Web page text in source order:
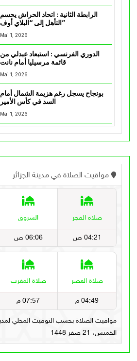
الرابطة الثانية : اتحاد الحراش يحسم
التأهل إلى “البلاي أوف”
Mai 1, 2026
الدوري الفرنسي : استبعاد عبدلي من
قائمة مرسيليا أمام نانت
Mai 1, 2026
بونجاح يسجل رغم هزيمة الشمال أمام
السد في كأس الأمير
Mai 1, 2026